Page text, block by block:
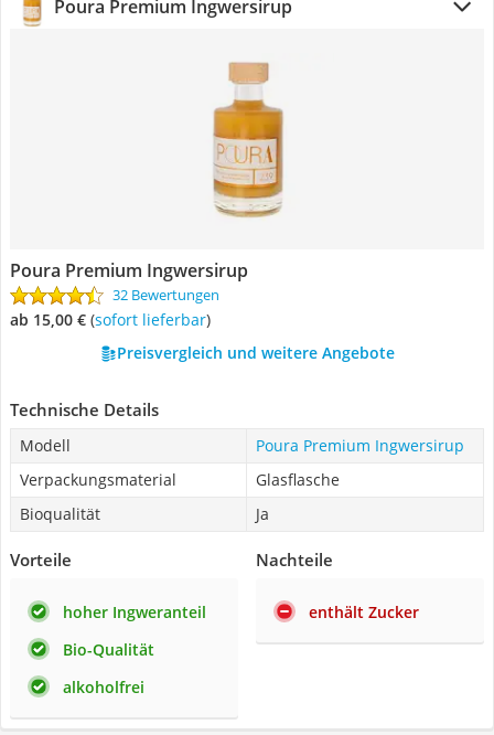
Poura Premium Ingwersirup
Poura Premium Ingwersirup
32 Bewertungen
ab 15,00 € ( Sofort lieferbar)
Preisvergleich und weitere Angebote
Technische Details
Modell
Poura Premium Ingwersirup
Verpackungsmaterial
Glasflasche
Bioqualität
Ja
Vorteile
hoher Ingweranteil
Bio-Qualität
alkoholfrei
Nachteile
enthält Zucker